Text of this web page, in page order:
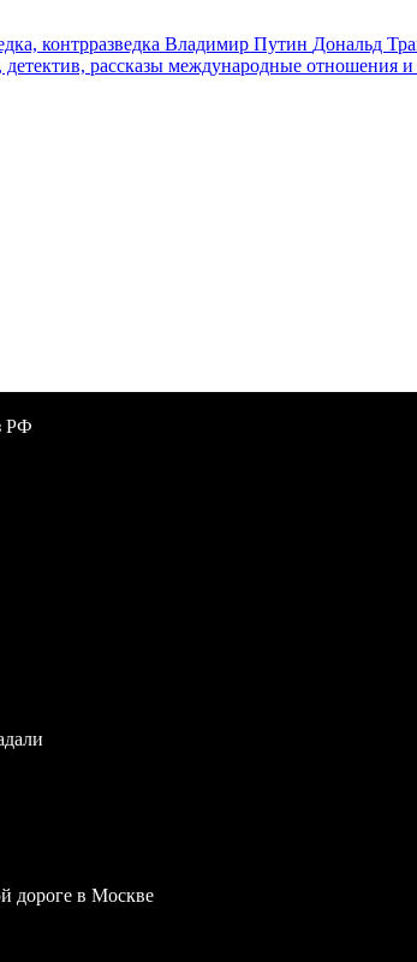
контрразведка Владимир Путин Дональд
детектив, рассказы международные отношения и
РФ
дороге в Москве